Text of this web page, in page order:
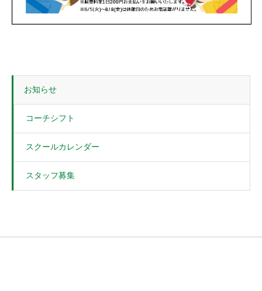
お知らせ
コーチシフト
スクールカレンダー
スタッフ募集